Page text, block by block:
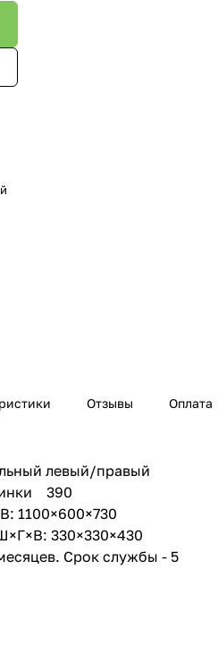
Отзывы Оплата
левый/правый
390
1100×600×730
330×330×430
Срок службы - 5